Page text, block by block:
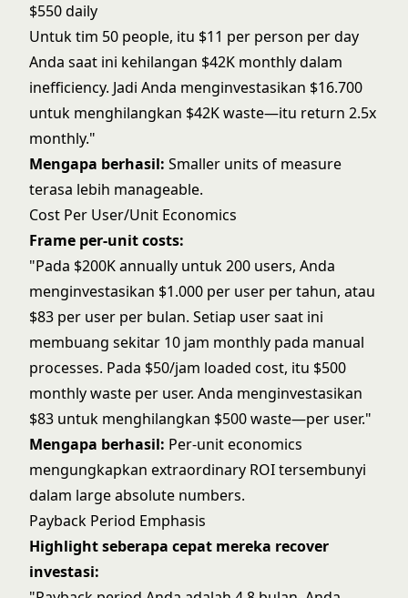
$550 daily
Untuk tim 50 people, itu $11 per person per day
Anda saat ini kehilangan $42K monthly dalam
inefficiency. Jadi Anda menginvestasikan $16.700
untuk menghilangkan $42K waste—itu return 2.5x
monthly."
Mengapa berhasil: Smaller units of measure
terasa lebih manageable.
Cost Per User/Unit Economics
Frame per-unit costs:
"Pada $200K annually untuk 200 users, Anda
menginvestasikan $1.000 per user per tahun, atau
$83 per user per bulan. Setiap user saat ini
membuang sekitar 10 jam monthly pada manual
processes. Pada $50/jam loaded cost, itu $500
monthly waste per user. Anda menginvestasikan
$83 untuk menghilangkan $500 waste—per user."
Mengapa berhasil: Per-unit economics
mengungkapkan extraordinary ROI tersembunyi
dalam large absolute numbers.
Payback Period Emphasis
Highlight seberapa cepat mereka recover
investasi: